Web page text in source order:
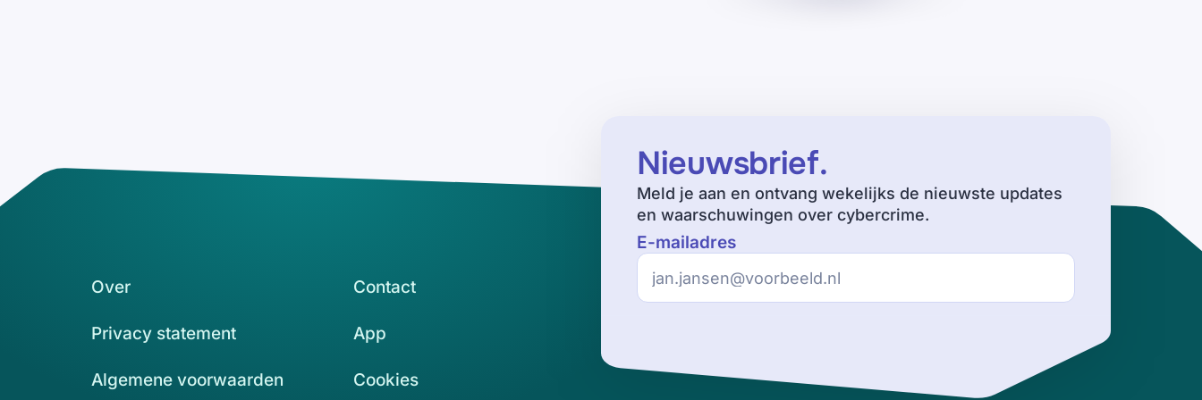
Nieuwsbrief.
Meld je aan en ontvang wekelijks de nieuwste updates
en waarschuwingen over cybercrime.
E-mailadres
Over Contact
Privacy statement App
Algemene voorwaarden Cookies